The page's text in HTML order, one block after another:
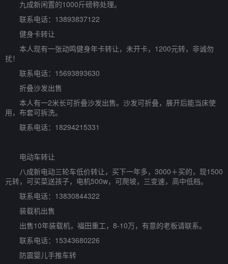
九成新闲置的1000斤磅称处理。
联系电话：13893837122
健身卡转让
本人现有一张动鸣健身年卡转让，未开卡，1200元转，非诚勿
扰！
联系电话：15693893630
折叠沙发出售
本人有一2米长可折叠沙发出售。沙发可折叠，展开后能当床使
用，布套可拆洗。
联系电话：18294215331
电动车转让
八成新电动三轮车低价转让，买下一年多，3000＋买的，现1500
元转，可买菜送孩子，电机500w，可爬坡，三变速，高中低档。
联系电话：13830844322
装载机出售
出售10年装载机，福田重工，8-10万，有意的老板请联系。
联系电话：15343680226
防震婴儿手推车转